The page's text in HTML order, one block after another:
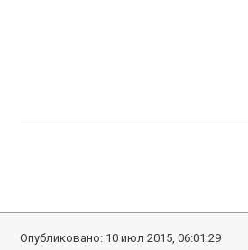
Опубликовано: 10 июл 2015, 06:01:29